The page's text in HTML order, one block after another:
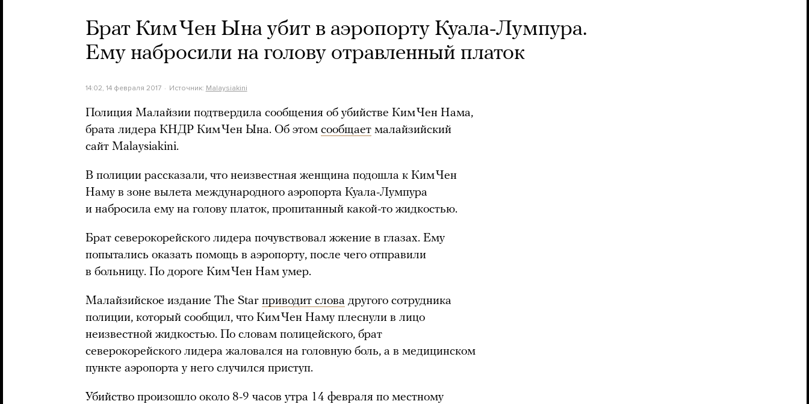
Брат Ким Чен Ына убит в аэропорту Куала-Лумпура.
Ему набросили на голову отравленный платок
14:02, 14 февраля 2017 Источник: Malaysiakini
Полиция Малайзии подтвердила сообщения об убийстве Ким Чен Нама,
брата лидера КНДР Ким Чен Ына. Об этом сообщает малайзийский
сайт Malaysiakini.
В полиции рассказали, что неизвестная женщина подошла к Ким Чен
Наму в зоне вылета международного аэропорта Куала-Лумпура
и набросила ему на голову платок, пропитанный какой-то жидкостью.
Брат северокорейского лидера почувствовал жжение в глазах. Ему
попытались оказать помощь в аэропорту, после чего отправили
в больницу. По дороге Ким Чен Нам умер.
Малайзийское издание The Star приводит слова другого сотрудника
полиции, который сообщил, что Ким Чен Наму плеснули в лицо
неизвестной жидкостью. По словам полицейского, брат
северокорейского лидера жаловался на головную боль, а в медицинском
пункте аэропорта у него случился приступ.
Убийство произошло около 8-9 часов утра 14 февраля по местному